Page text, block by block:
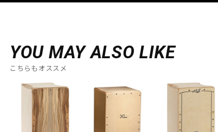
YOU MAY ALSO LIKE
こちらもオススメ